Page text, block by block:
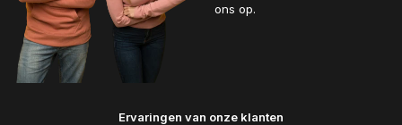
ons op.
Ervaringen van onze klanten